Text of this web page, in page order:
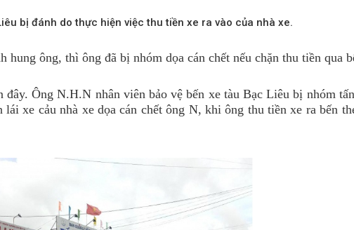
bị đánh do thực hiện việc thu tiền xe ra vào của nhà xe.
ông, thì ông đã bị nhóm dọa cán chết nếu chặn thu tiền qua
Ông N.H.N nhân viên bảo vệ bến xe tàu Bạc Liêu bị nhóm
xe cảu nhà xe dọa cán chết ông N, khi ông thu tiền xe ra bến